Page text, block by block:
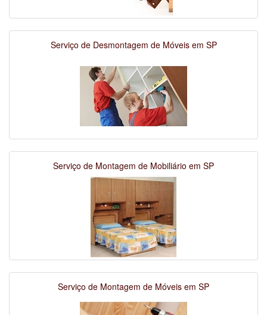
Serviço de Desmontagem de Móveis em SP
Serviço de Montagem de Mobiliário em SP
Serviço de Montagem de Móveis em SP